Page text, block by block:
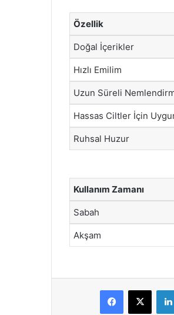
Özellik
Doğal İçerikler
Hızlı Emilim
Uzun Süreli
Hassas Ciltler İçin
Ruhsal Huzur
Kullanım Zamanı
Sabah
Akşam
Facebook
X